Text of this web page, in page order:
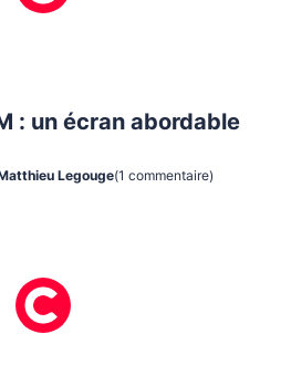
: un écran abordable
Legouge(1 commentaire)